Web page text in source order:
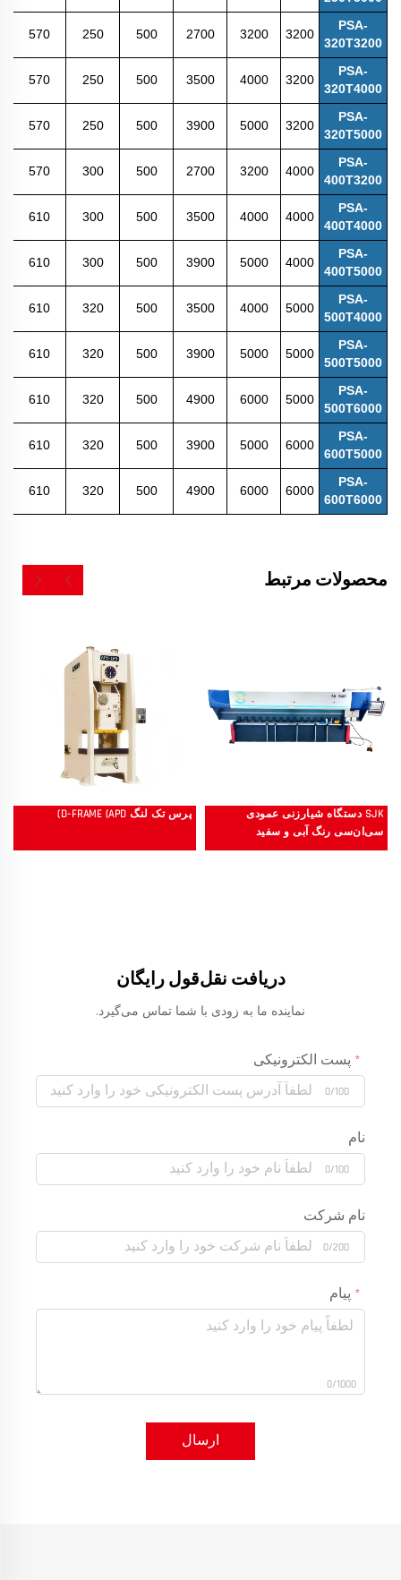
PSA-
320T3200
3200
3200
2700
500
250
570
PSA-
320T4000
3200
4000
3500
500
250
570
PSA-
320T5000
3200
5000
3900
500
250
570
PSA-
400T3200
4000
3200
2700
500
300
570
PSA-
400T4000
4000
4000
3500
500
300
610
PSA-
400T5000
4000
5000
3900
500
300
610
PSA-
500T4000
5000
4000
3500
500
320
610
PSA-
500T5000
5000
5000
3900
500
320
610
PSA-
500T6000
5000
6000
4900
500
320
610
PSA-
600T5000
6000
5000
3900
500
320
610
PSA-
600T6000
6000
6000
4900
500
320
610
محصولات مرتبط
SJK دستگاه شیارزنی عمودی
سی‌ان‌سی رنگ آبی و سفید
پرس تک لنگ D-FRAME (APD)
دریافت نقل‌قول رایگان
نماینده ما به زودی با شما تماس می‌گیرد.
پست الکترونیکی
0/100
نام
0/100
نام شرکت
0/200
پیام
0/1000
ارسال